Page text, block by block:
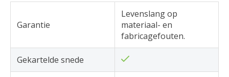
Garantie
Levenslang op
materiaal- en
fabricagefouten.
Gekartelde snede